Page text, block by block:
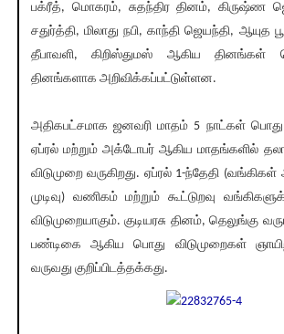
பக்ரீத், மொகரம், சுதந்திர தினம், கிருஷ்ண
சதுர்த்தி, மிலாது நபி, காந்தி ஜெயந்தி, ஆயுத
தீபாவளி, கிறிஸ்துமஸ் ஆகிய தினங்கள்
தினங்களாக அறிவிக்கப்பட்டுள்ளன.
அதிகபட்சமாக ஜனவரி மாதம் 5 நாட்கள் பொது
ஏப்ரல் மற்றும் அக்டோபர் ஆகிய மாதங்களில்
விடுமுறை வருகிறது. ஏப்ரல் 1-ந்தேதி
முடிவு) வணிகம் மற்றும் கூட்டுறவு
விடுமுறையாகும். குடியரசு தினம், தெலுங்கு
பண்டிகை ஆகிய பொது விடுமுறைகள்
வருவது குறிப்பிடத்தக்கது.